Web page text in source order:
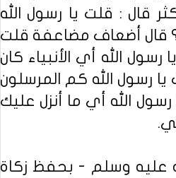
قال : قلت يا رسول الله
قال أضعاف مضاعفة قلت
الله أي الأنبياء كان
رسول الله كم المرسلون
الله أي ما أنزل عليك
عليه وسلم - بحفظ زكاة